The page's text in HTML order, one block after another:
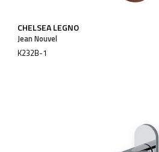
CHELSEA LEGNO
Jean Nouvel
K232B-1